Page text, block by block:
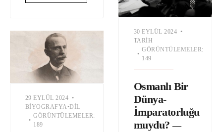
30 EYLÜL 2024 •
TARIH
•
GÖRÜNTÜLEMELER:
149
Osmanlı Bir
Dünya-
İmparatorluğu
muydu? —
29 EYLÜL 2024 •
BIYOGRAFYA•DIL
•
GÖRÜNTÜLEMELER:
189